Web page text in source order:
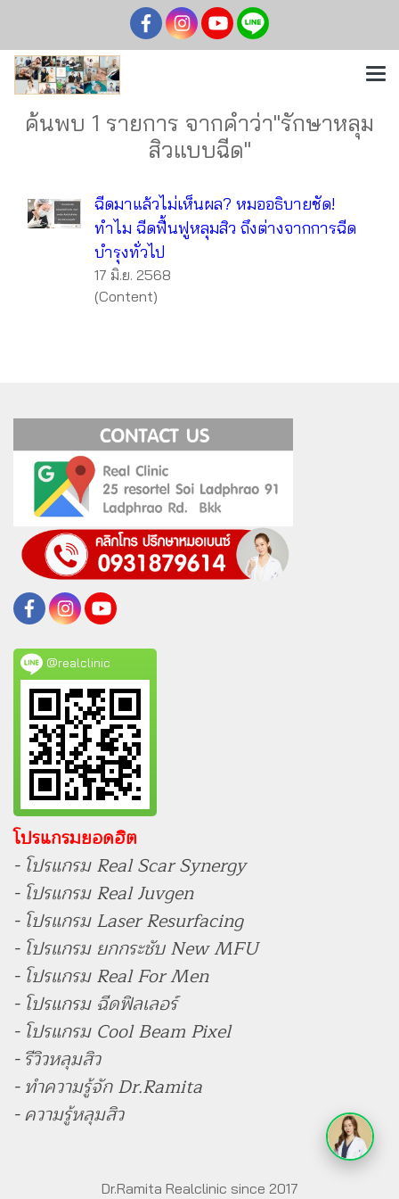
ค้นพบ 1 รายการ จากคำว่า"รักษาหลุม
สิวแบบฉีด"
ฉีดมาแล้วไม่เห็นผล? หมออธิบายชัด!
ทำไม ฉีดฟื้นฟูหลุมสิว ถึงต่างจากการฉีด
บำรุงทั่วไป
17 มิ.ย. 2568
(Content)
@realclinic
โปรแกรมยอดฮิต
- โปรแกรม Real Scar Synergy
- โปรแกรม Real Juvgen
- โปรแกรม Laser Resurfacing
- โปรแกรม ยกกระชับ New MFU
- โปรแกรม Real For Men
- โปรแกรม ฉีดฟิลเลอร์
- โปรแกรม Cool Beam Pixel
- รีวิวหลุมสิว
- ทำความรู้จัก Dr.Ramita
- ความรู้หลุมสิว
Dr.Ramita Realclinic since 2017